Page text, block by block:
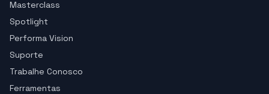
Masterclass
Spotlight
Performa Vision
Suporte
Trabalhe Conosco
Ferramentas